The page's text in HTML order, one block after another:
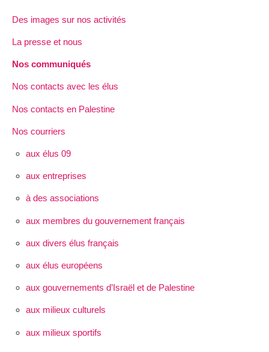
Des images sur nos activités
La presse et nous
Nos communiqués
Nos contacts avec les élus
Nos contacts en Palestine
Nos courriers
aux élus 09
aux entreprises
à des associations
aux membres du gouvernement français
aux divers élus français
aux élus européens
aux gouvernements d’Israël et de Palestine
aux milieux culturels
aux milieux sportifs